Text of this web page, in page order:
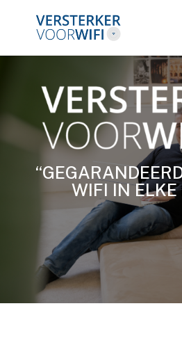
WIFI IN ELKE